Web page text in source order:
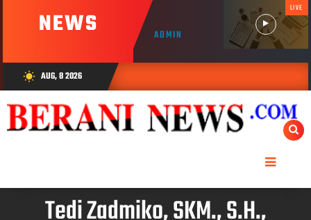
NEWS ADMIN
LIVE
wb_sunny AUG, 8 2026
Tedi Zadmiko, SKM., S.H.,